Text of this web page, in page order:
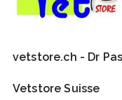
vetstore.ch - Dr
Vetstore Suisse